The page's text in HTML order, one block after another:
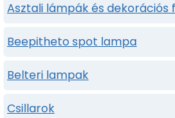
Asztali lámpák és dekorációs
Beepitheto spot lampa
Belteri lampak
Csillarok